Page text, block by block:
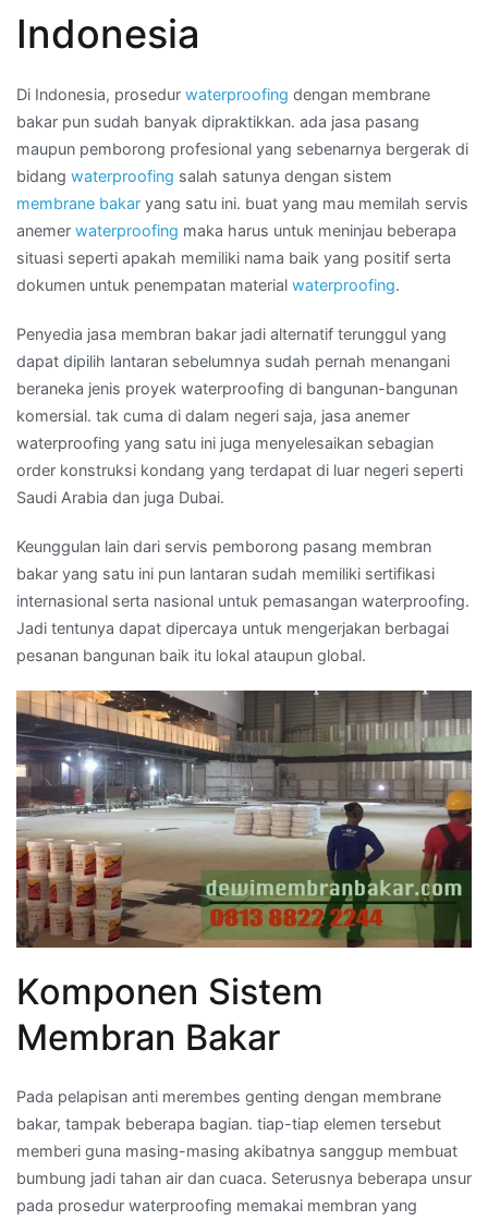
bakar
Daerah
LUBUKLINGGAU
Indonesia
Di Indonesia, prosedur waterproofing dengan membrane
bakar pun sudah banyak dipraktikkan. ada jasa pasang
maupun pemborong profesional yang sebenarnya bergerak di
bidang waterproofing salah satunya dengan sistem
membrane bakar yang satu ini. buat yang mau memilah servis
anemer waterproofing maka harus untuk meninjau beberapa
situasi seperti apakah memiliki nama baik yang positif serta
dokumen untuk penempatan material waterproofing.
Penyedia jasa membran bakar jadi alternatif terunggul yang
dapat dipilih lantaran sebelumnya sudah pernah menangani
beraneka jenis proyek waterproofing di bangunan-bangunan
komersial. tak cuma di dalam negeri saja, jasa anemer
waterproofing yang satu ini juga menyelesaikan sebagian
order konstruksi kondang yang terdapat di luar negeri seperti
Saudi Arabia dan juga Dubai.
Keunggulan lain dari servis pemborong pasang membran
bakar yang satu ini pun lantaran sudah memiliki sertifikasi
internasional serta nasional untuk pemasangan waterproofing.
Jadi tentunya dapat dipercaya untuk mengerjakan berbagai
pesanan bangunan baik itu lokal ataupun global.
Komponen Sistem
Membran Bakar
Pada pelapisan anti merembes genting dengan membrane
bakar, tampak beberapa bagian. tiap-tiap elemen tersebut
memberi guna masing-masing akibatnya sanggup membuat
bumbung jadi tahan air dan cuaca. Seterusnya beberapa unsur
pada prosedur waterproofing memakai membran yang